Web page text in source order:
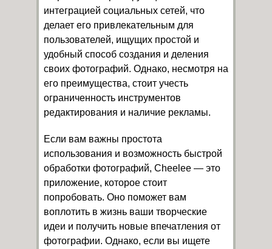
интеграцией социальных сетей, что
делает его привлекательным для
пользователей, ищущих простой и
удобный способ создания и деления
своих фотографий. Однако, несмотря на
его преимущества, стоит учесть
ограниченность инструментов
редактирования и наличие рекламы.
Если вам важны простота
использования и возможность быстрой
обработки фотографий, Cheelee — это
приложение, которое стоит
попробовать. Оно поможет вам
воплотить в жизнь ваши творческие
идеи и получить новые впечатления от
фотографии. Однако, если вы ищете